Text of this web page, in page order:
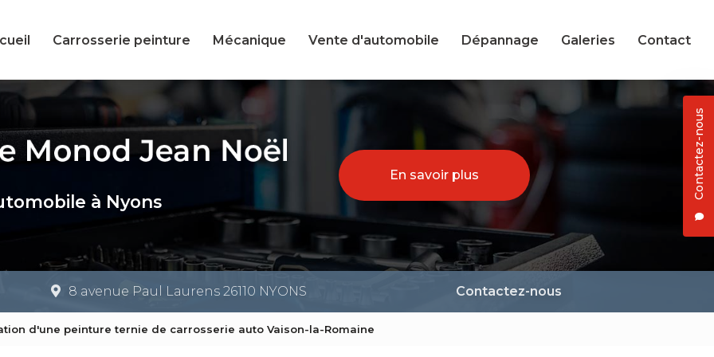
Contactez-nous
Carrosserie peinture Mécanique Vente d'automobile Dépannage Galeries Contact
à Nyons
En savoir plus
8 avenue Paul Laurens 26110 NYONS Contactez-nous
d'une peinture ternie de carrosserie auto Vaison-la-Romaine